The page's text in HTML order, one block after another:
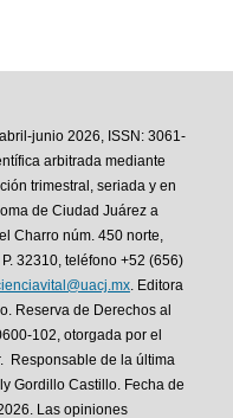
junio 2026, ISSN: 3061-
arbitrada mediante
trimestral, seriada y en
de Ciudad Juárez a
Charro núm. 450 norte,
32310, teléfono +52 (656)
. Editora
Reserva de Derechos al
102, otorgada por el
Responsable de la última
Gordillo Castillo. Fecha de
Las opiniones